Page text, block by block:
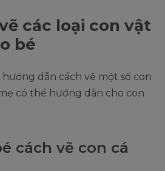
các loại con vật
bé
hướng dẫn cách vẽ một số con
có thể hướng dẫn cho con
cách vẽ con cá